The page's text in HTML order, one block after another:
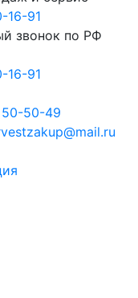
16-91
звонок по РФ
16-91
50-49